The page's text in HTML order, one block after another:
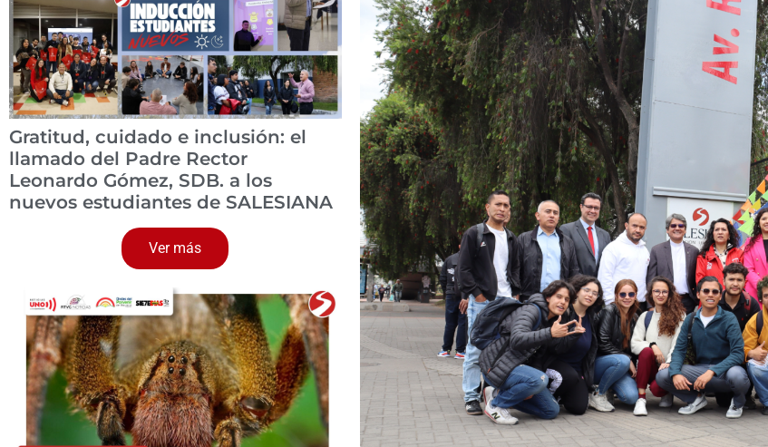
Gratitud, cuidado e inclusión: el
llamado del Padre Rector
Leonardo Gómez, SDB. a los
nuevos estudiantes de SALESIANA
Ver más